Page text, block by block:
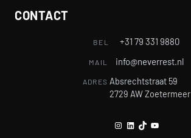
CONTACT
BEL +31 79 331 9880
MAIL info@neverrest.nl
ADRES Absrechtstraat 59
2729 AW Zoetermeer
Instagram
LinkedIn
TikTokYouTube